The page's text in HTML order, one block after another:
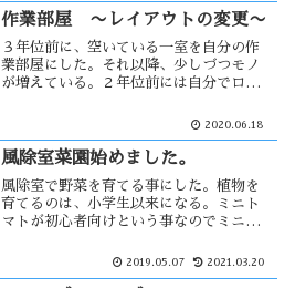
作業部屋 〜レイアウトの変更〜
３年位前に、空いている一室を自分の作
業部屋にした。それ以降、少しづつモノ
が増えている。２年位前には自分でロフ
レイアウトを大幅に変更したが、ぶら下
ウトは大きく変わる事になる。
2020.06.18
風除室菜園始めました。
風除室で野菜を育てる事にした。植物を
育てるのは、小学生以来になる。ミニト
マトが初心者向けという事なのでミニト
け試験的に始めた。以前「千果」という
2019.05.07 2021.03.20